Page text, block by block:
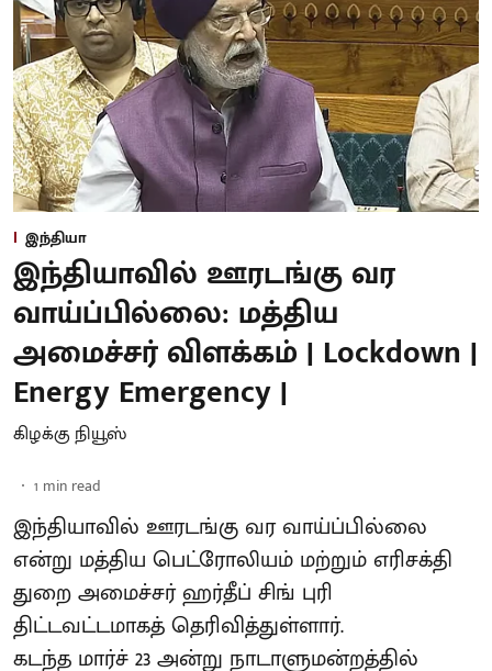
இந்தியா
இந்தியாவில் ஊரடங்கு வர
வாய்ப்பில்லை: மத்திய
அமைச்சர் விளக்கம் | Lockdown |
Energy Emergency |
கிழக்கு நியூஸ்
1 min read
இந்தியாவில் ஊரடங்கு வர வாய்ப்பில்லை
என்று மத்திய பெட்ரோலியம் மற்றும் எரிசக்தி
துறை அமைச்சர் ஹர்தீப் சிங் புரி
திட்டவட்டமாகத் தெரிவித்துள்ளார்.
கடந்த மார்ச் 23 அன்று நாடாளுமன்றத்தில்